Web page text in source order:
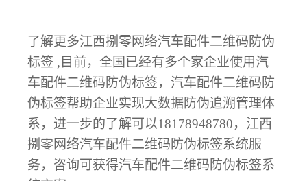
了解更多江西捌零网络汽车配件二维码防伪
标签 ,目前，全国已经有多个家企业使用汽
车配件二维码防伪标签，汽车配件二维码防
伪标签帮助企业实现大数据防伪追溯管理体
系，进一步的了解可以18178948780，江西
捌零网络汽车配件二维码防伪标签系统服
务，咨询可获得汽车配件二维码防伪标签系